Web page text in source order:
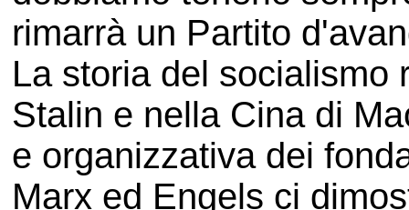
rimarrà un Partito
La storia del socialismo
Stalin e nella Cina di
e organizzativa dei
Marx ed Engels ci